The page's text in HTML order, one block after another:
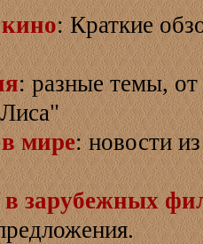
: Краткие
: разные темы,
мире: новости
зарубежных